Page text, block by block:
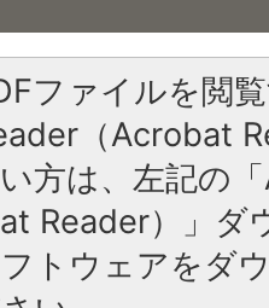
ファイルを閲
（Acrobat
方は、左記の
Reader）」ダ
トウェアをダ